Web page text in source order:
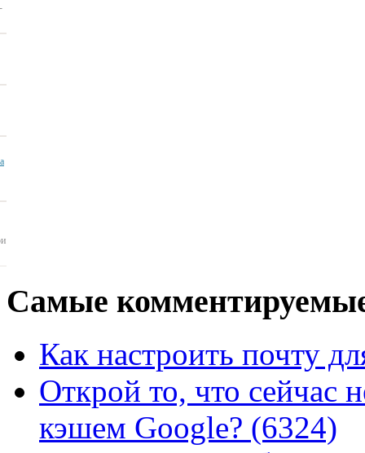
Самые
Как настроить почту
Открой то, что сейчас
кэшем Google? (6324)